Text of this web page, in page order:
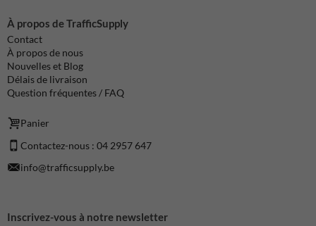
À propos de TrafficSupply
Contact
À propos de nous
Nouvelles et Blog
Délais de livraison
Question fréquentes / FAQ
Panier
Contactez-nous : 04 2957 647
info@trafficsupply.be
Inscrivez-vous à notre newsletter